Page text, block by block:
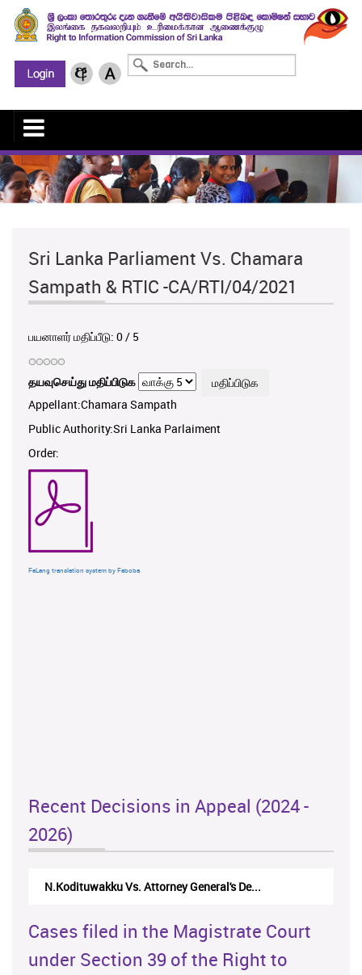
Sri Lanka Parliament Vs. Chamara
Sampath & RTIC -CA/RTI/04/2021
பயனாளர் மதிப்பீடு: 0/ 5
தயவுசெய்து மதிப்பிடுக
Appellant:Chamara Sampath
Public Authority:Sri Lanka Parlaiment
Order:
FaLang translation system by Faboba
Recent Decisions in Appeal (2024 -
2026)
N.Kodituwakku Vs. Attorney General's De...
Cases filed in the Magistrate Court
under Section 39 of the Right to